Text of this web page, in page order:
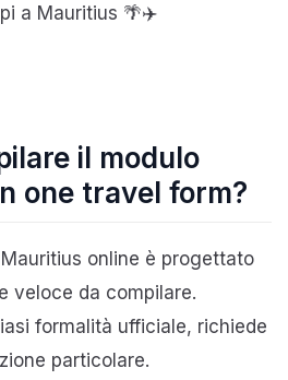
a Mauritius 🌴✈️
il modulo
one travel form?
online è progettato
veloce da compilare.
formalità ufficiale, richiede
particolare.